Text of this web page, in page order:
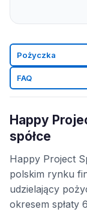
Pożyczka
FAQ
Happy
spółce
Happy Project
polskim rynku
udzielający
okresem spłaty